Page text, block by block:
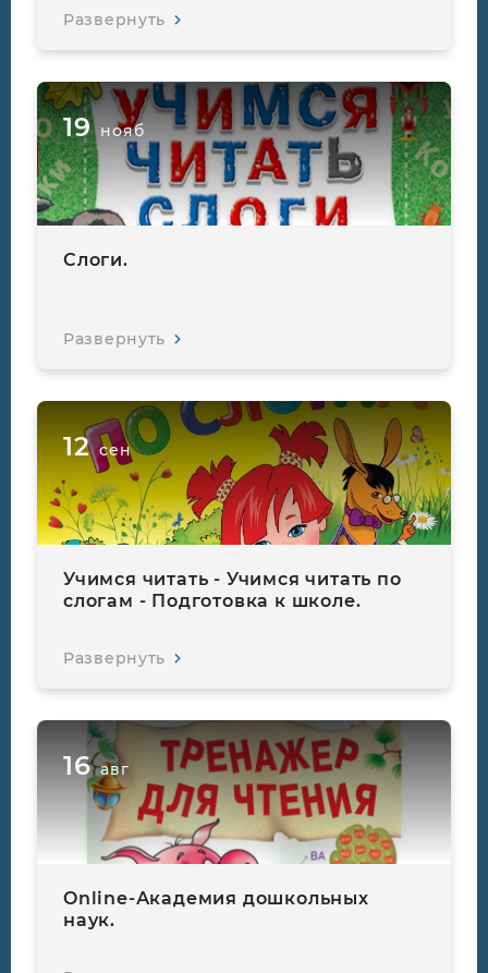
Развернуть
19 нояб
Слоги.
Развернуть
12 сен
Учимся читать - Учимся читать по
слогам - Подготовка к школе.
Развернуть
16 авг
Online-Академия дошкольных
наук.